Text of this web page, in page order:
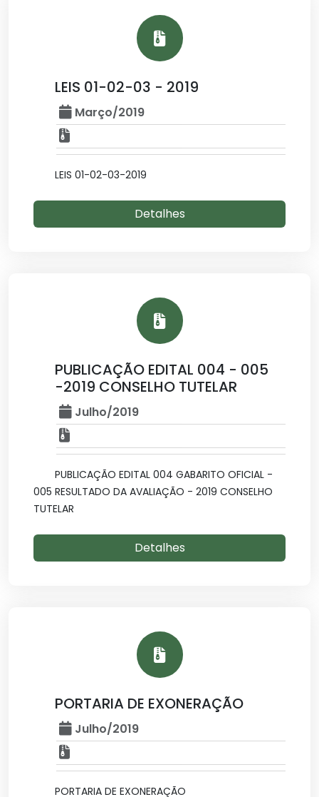
LEIS 01-02-03 - 2019
Março/2019
LEIS 01-02-03-2019
Detalhes
PUBLICAÇÃO EDITAL 004 - 005
-2019 CONSELHO TUTELAR
Julho/2019
PUBLICAÇÃO EDITAL 004 GABARITO OFICIAL -
005 RESULTADO DA AVALIAÇÃO - 2019 CONSELHO
TUTELAR
Detalhes
PORTARIA DE EXONERAÇÃO
Julho/2019
PORTARIA DE EXONERAÇÃO